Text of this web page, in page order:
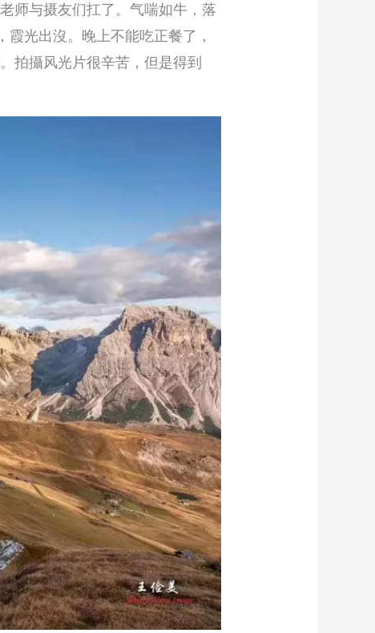
师与摄友们扛了。气喘如牛，落
光出沒。晚上不能吃正餐了，
拍攝风光片很辛苦，但是得到